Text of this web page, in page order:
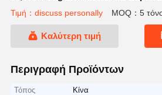
Τιμή：discuss personally MOQ：5
Καλύτερη τιμή
Περιγραφή Προϊόντων
Τόπος
Κίνα